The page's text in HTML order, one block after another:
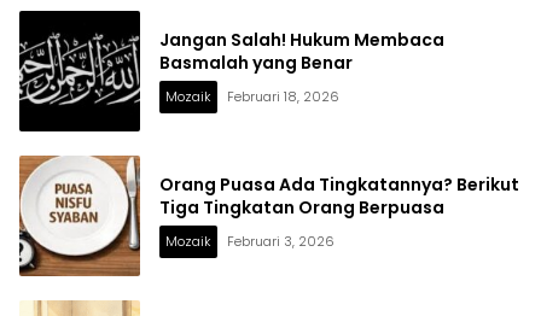
Jangan Salah! Hukum Membaca
Basmalah yang Benar
Mozaik Februari 18, 2026
Orang Puasa Ada Tingkatannya? Berikut
Tiga Tingkatan Orang Berpuasa
Mozaik Februari 3, 2026